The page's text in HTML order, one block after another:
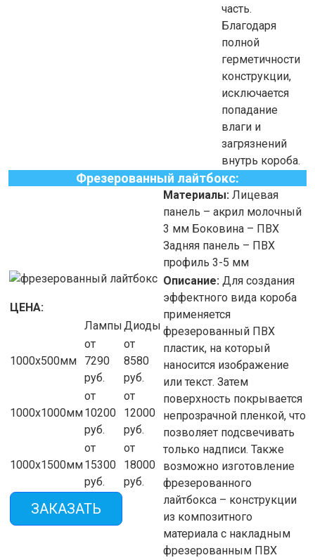
часть.
Благодаря
полной
герметичности
конструкции,
исключается
попадание
влаги и
загрязнений
внутрь короба.
Фрезерованный лайтбокс:
ЦЕНА:
ЛампыДиоды
1000х500мм
от
7290
руб.
от
8580
руб.
1000х1000мм
от
10200
руб.
от
12000
руб.
1000х1500мм
от
15300
руб.
от
18000
руб.
ЗАКАЗАТЬ
Материалы: Лицевая
панель – акрил молочный
3 мм Боковина – ПВХ
Задняя панель – ПВХ
профиль 3-5 мм
Описание: Для создания
эффектного вида короба
применяется
фрезерованный ПВХ
пластик, на который
наносится изображение
или текст. Затем
поверхность покрывается
непрозрачной пленкой, что
позволяет подсвечивать
только надписи. Также
возможно изготовление
фрезерованного
лайтбокса – конструкции
из композитного
материала с накладным
фрезерованным ПВХ